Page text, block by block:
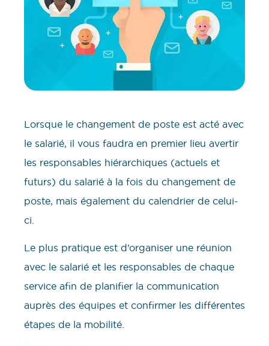
Lorsque le changement de poste est acté avec
le salarié, il vous faudra en premier lieu avertir
les responsables hiérarchiques (actuels et
futurs) du salarié à la fois du changement de
poste, mais également du calendrier de celui-
ci.
Le plus pratique est d’organiser une réunion
avec le salarié et les responsables de chaque
service afin de planifier la communication
auprès des équipes et confirmer les différentes
étapes de la mobilité.